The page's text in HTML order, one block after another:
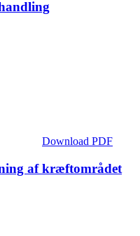
Download PDF
af kræftområdet